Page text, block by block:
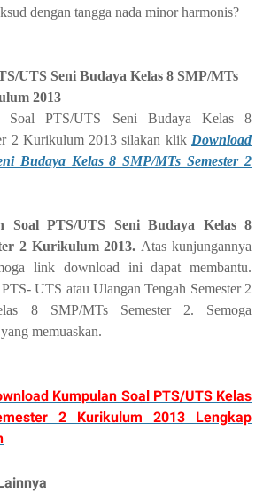
dengan tangga nada minor harmonis?
UTS Seni Budaya Kelas 8 SMP/MTs
2013
Soal PTS/UTS Seni Budaya Kelas 8
2 Kurikulum 2013 silakan klik Download
Budaya Kelas 8 SMP/MTs Semester 2
Soal PTS/UTS Seni Budaya Kelas 8
2 Kurikulum 2013. Atas kunjungannya
link download ini dapat membantu.
UTS atau Ulangan Tengah Semester 2
8 SMP/MTs Semester 2. Semoga
memuaskan.
Kumpulan Soal PTS/UTS Kelas
2 Kurikulum 2013 Lengkap